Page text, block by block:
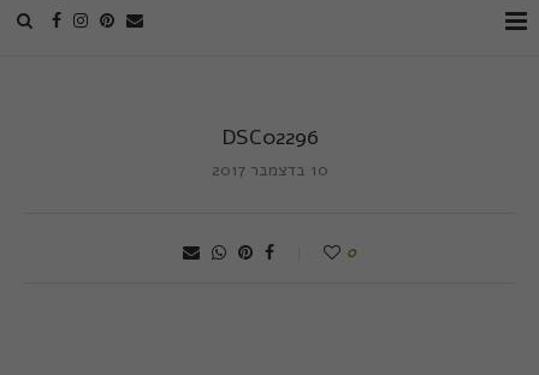
DSC02296
10 בדצמבר 2017
0